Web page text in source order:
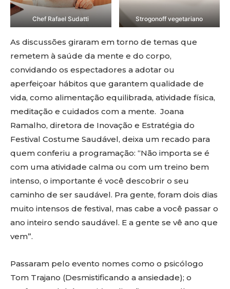
Chef Rafael Sudatti Strogonoff vegetariano
As discussões giraram em torno de temas que
remetem à saúde da mente e do corpo,
convidando os espectadores a adotar ou
aperfeiçoar hábitos que garantem qualidade de
vida, como alimentação equilibrada, atividade física,
meditação e cuidados com a mente. Joana
Ramalho, diretora de Inovação e Estratégia do
Festival Costume Saudável, deixa um recado para
quem conferiu a programação: “Não importa se é
com uma atividade calma ou com um treino bem
intenso, o importante é você descobrir o seu
caminho de ser saudável. Pra gente, foram dois dias
muito intensos de festival, mas cabe a você passar o
ano inteiro sendo saudável. E a gente se vê ano que
vem”.
Passaram pelo evento nomes como o psicólogo
Tom Trajano (Desmistificando a ansiedade); o